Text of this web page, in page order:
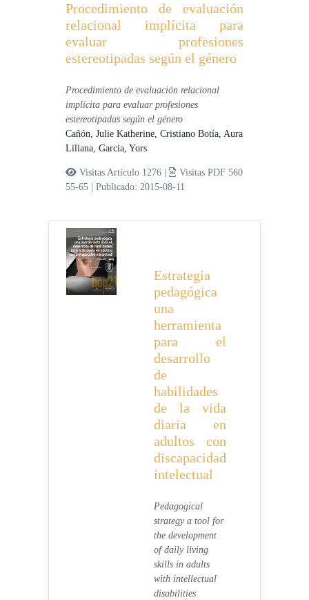
Procedimiento de evaluación
relacional implícita para
evaluar profesiones
estereotipadas según el género
Procedimiento de evaluación relacional
implícita para evaluar profesiones
estereotipadas según el género
Cañón, Julie Katherine,Cristiano Botía, Aura
Liliana,Garcia, Yors
Visitas Artículo 1276 |
Visitas PDF 560
55-65
|Publicado: 2015-08-11
Estrategia
pedagógica
una
herramienta
para el
desarrollo
de
habilidades
de la vida
diaria en
adultos con
discapacidad
intelectual
Pedagogical
strategy a tool for
the development
of daily living
skills in adults
with intellectual
disabilities